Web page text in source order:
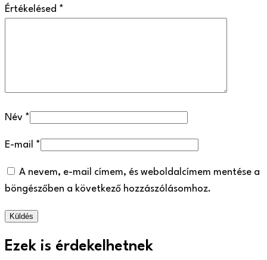
Értékelésed *
Név *
E-mail *
A nevem, e-mail címem, és weboldalcímem mentése a
böngészőben a következő hozzászólásomhoz.
Ezek is érdekelhetnek